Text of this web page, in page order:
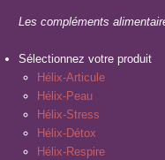
Les compléments
Sélectionnez votre produit
Hélix-Articule
Hélix-Peau
Hélix-Stress
Hélix-Détox
Hélix-Respire